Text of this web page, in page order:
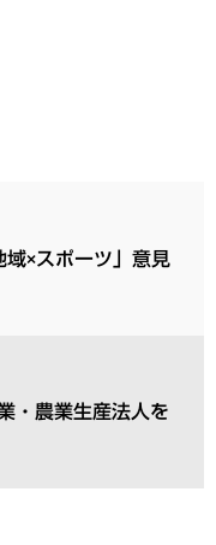
×スポーツ」意見
・農業生産法人を